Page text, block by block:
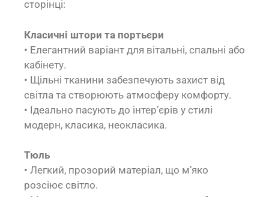
сторінці:
Класичні штори та портьєри
• Елегантний варіант для вітальні, спальні або
кабінету.
• Щільні тканини забезпечують захист від
світла та створюють атмосферу комфорту.
• Ідеально пасують до інтер’єрів у стилі
модерн, класика, неокласика.
Тюль
• Легкий, прозорий матеріал, що м’яко
розсіює світло.